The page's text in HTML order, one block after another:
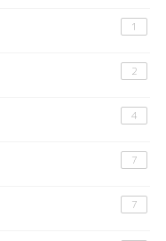
1
2
4
7
7